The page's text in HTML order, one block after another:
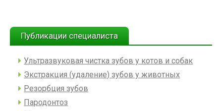
Публикации специалиста
Ультразвуковая чистка зубов у котов и собак
Экстракция (удаление) зубов у животных
Резорбция зубов
Пародонтоз